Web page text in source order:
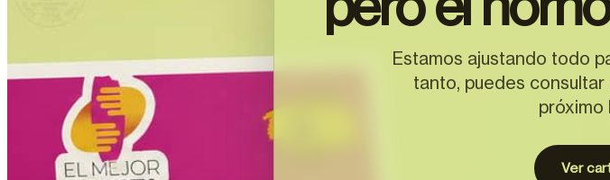
Estamos ajustando todo
tanto, puedes
próximo
Ver